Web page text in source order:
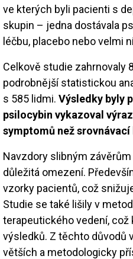
ve kterých byli pacienti s
skupin – jedna dostávala
léčbu, placebo nebo velmi
Celkově studie zahrnovaly
podrobnější statistickou
s 585 lidmi. Výsledky byly
psilocybin vykazoval
symptomů než srovnávací
Navzdory slibným
důležitá omezení.
vzorky pacientů, což
Studie se také lišily v
terapeutického vedení,
výsledků. Z těchto důvodů
větších a metodologicky